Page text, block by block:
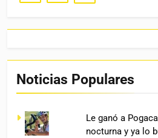
Noticias Populares
Le ganó a
nocturna y ya lo